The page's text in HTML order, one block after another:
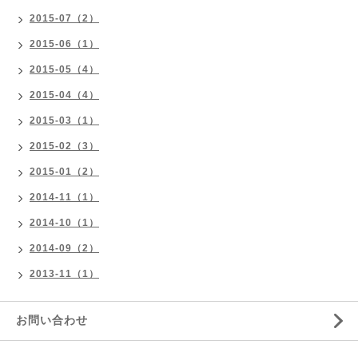
2015-07（2）
2015-06（1）
2015-05（4）
2015-04（4）
2015-03（1）
2015-02（3）
2015-01（2）
2014-11（1）
2014-10（1）
2014-09（2）
2013-11（1）
お問い合わせ